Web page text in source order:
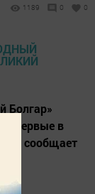
1189 0 0
Болгар»
впервые в
сообщает